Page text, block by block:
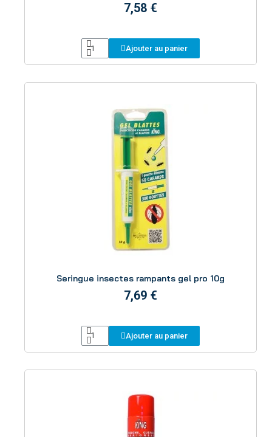
7,58 €
Ajouter au panier
Seringue insectes rampants gel pro 10g
7,69 €
Ajouter au panier